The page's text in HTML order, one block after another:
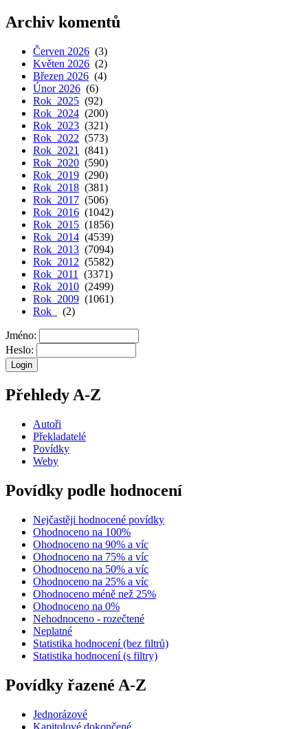
Archiv komentů
Červen 2026 (3)
Květen 2026 (2)
Březen 2026 (4)
Únor 2026 (6)
Rok 2025 (92)
Rok 2024 (200)
Rok 2023 (321)
Rok 2022 (573)
Rok 2021
(841)
Rok 2020 (590)
Rok 2019 (290)
Rok 2018 (381)
Rok 2017 (506)
Rok 2016 (1042)
Rok 2015 (1856)
Rok 2014 (4539)
Rok 2013 (7094)
Rok 2012 (5582)
Rok 2011
(3371)
Rok 2010 (2499)
Rok 2009 (1061)
Rok
(2)
Jméno:
Heslo:
Přehledy A-Z
Autoři
Překladatelé
Povídky
Weby
Povídky podle hodnocení
Nejčastěji hodnocené povídky
Ohodnoceno na 100%
Ohodnoceno na 90% a víc
Ohodnoceno na 75% a víc
Ohodnoceno na 50% a víc
Ohodnoceno na 25% a víc
Ohodnoceno méně než 25%
Ohodnoceno na 0%
Nehodnoceno - rozečtené
Neplatné
Statistika hodnocení (bez filtrů)
Statistika hodnocení (s filtry)
Povídky řazené A-Z
Jednorázové
Kapitolové dokončené